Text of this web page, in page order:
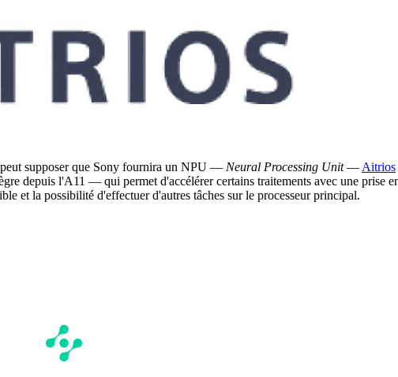
supposer que Sony fournira un NPU — Neural Processing Unit— Aitrios
depuis l'A11 — qui permet d'accélérer certains traitements avec une prise
et la possibilité d'effectuer d'autres tâches sur le processeur principal.